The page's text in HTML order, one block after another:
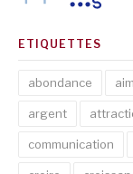
ETIQUETTES
abondance
argent
communication